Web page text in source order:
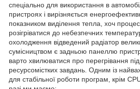
спеціально для використання в
пристроях і вирізняється
показником виділення тепла, хоч
розігріватися до небезпечних
охолодження відведений радіатор
сумісництвом є задньою панеллю
варто хвилюватися про перегрівання
ресурсомістких завдань. Одним із
для стабільної роботи програм, крім